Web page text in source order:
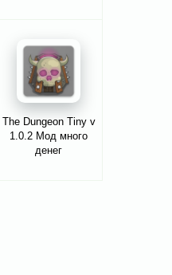
The Dungeon Tiny v
1.0.2 Мод много
денег